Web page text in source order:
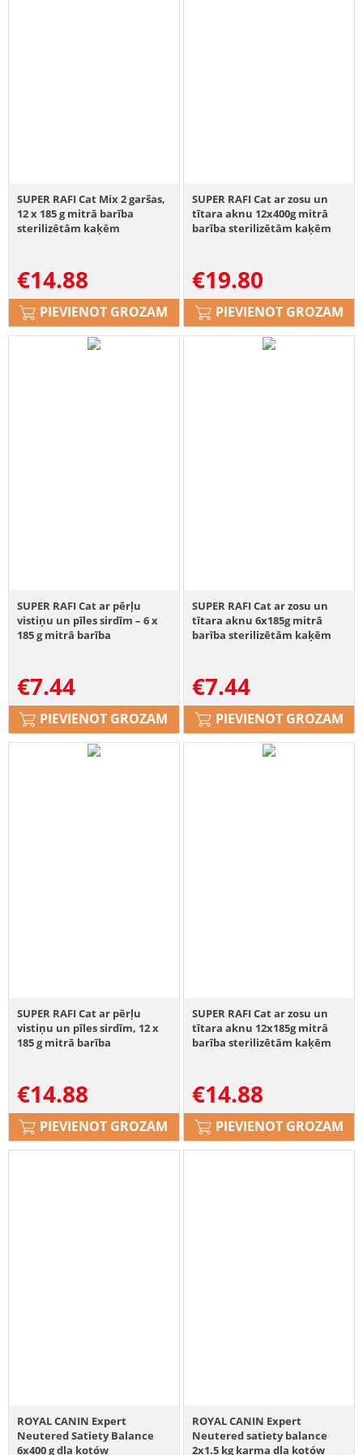
SUPER RAFI Cat Mix 2 garšas,
12 x 185 g mitrā barība
sterilizētām kaķēm
€14.88
PIEVIENOT GROZAM
SUPER RAFI Cat ar zosu un
tītara aknu 12x400g mitrā
barība sterilizētām kaķēm
€19.80
PIEVIENOT GROZAM
SUPER RAFI Cat ar pērļu
vistiņu un pīles sirdīm – 6 x
185 g mitrā barība
€7.44
PIEVIENOT GROZAM
SUPER RAFI Cat ar zosu un
tītara aknu 6x185g mitrā
barība sterilizētām kaķēm
€7.44
PIEVIENOT GROZAM
SUPER RAFI Cat ar pērļu
vistiņu un pīles sirdīm, 12 x
185 g mitrā barība
€14.88
PIEVIENOT GROZAM
SUPER RAFI Cat ar zosu un
tītara aknu 12x185g mitrā
barība sterilizētām kaķēm
€14.88
PIEVIENOT GROZAM
ROYAL CANIN Expert
Neutered Satiety Balance
6x400 g dla kotów
ROYAL CANIN Expert
Neutered satiety balance
2x1.5 kg karma dla kotów